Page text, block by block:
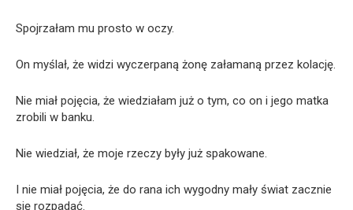
Spojrzałam mu prosto w oczy.
On myślał, że widzi wyczerpaną żonę załamaną przez kolację.
Nie miał pojęcia, że wiedziałam już o tym, co on i jego matka
zrobili w banku.
Nie wiedział, że moje rzeczy były już spakowane.
I nie miał pojęcia, że do rana ich wygodny mały świat zacznie
się rozpadać.